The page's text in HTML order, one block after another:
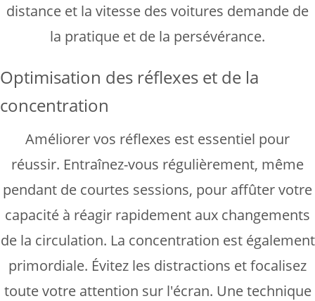
distance et la vitesse des voitures demande de
la pratique et de la persévérance.
Optimisation des réflexes et de la
concentration
Améliorer vos réflexes est essentiel pour
réussir. Entraînez-vous régulièrement, même
pendant de courtes sessions, pour affûter votre
capacité à réagir rapidement aux changements
de la circulation. La concentration est également
primordiale. Évitez les distractions et focalisez
toute votre attention sur l'écran. Une technique